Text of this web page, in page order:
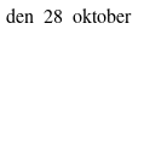
den 28 oktober